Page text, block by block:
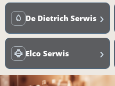
De Dietrich Serwis ›
Elco Serwis ›